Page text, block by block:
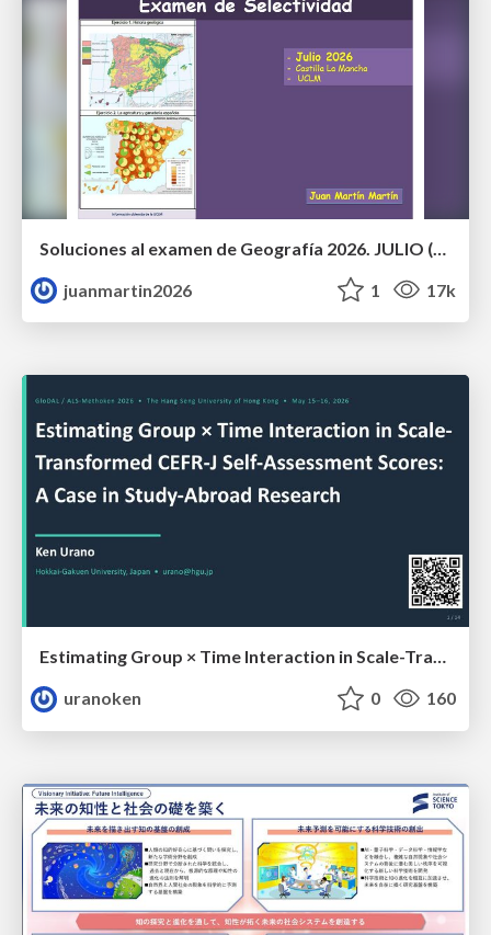
juanmartin2026
1 17k
Estimating Group × Time Interaction in Scale-Transformed CEFR-J Self-Assessment Scores: A Case in Study-Abroad Research
uranoken
0 160